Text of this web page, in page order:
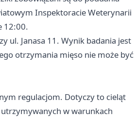
Inspektoracie Weterynarii
12:00.
ul. Janasa 11. Wynik badania jest
otrzymania mięso nie może być
regulacjom. Dotyczy to cieląt
w warunkach